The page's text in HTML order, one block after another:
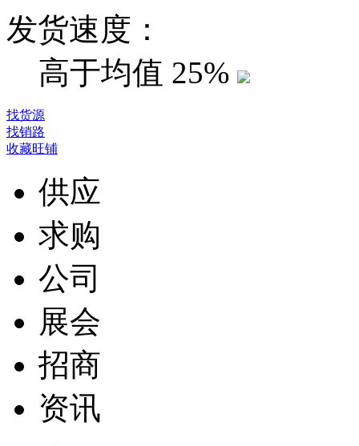
发货速度：
高于均值 25%
找货源
找销路
收藏旺铺
供应
求购
公司
展会
招商
资讯